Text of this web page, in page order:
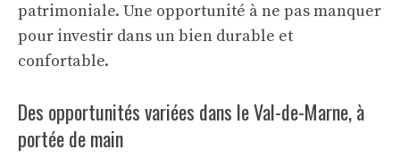
patrimoniale. Une opportunité à ne pas manquer
pour investir dans un bien durable et
confortable.
Des opportunités variées dans le Val-de-Marne, à
portée de main